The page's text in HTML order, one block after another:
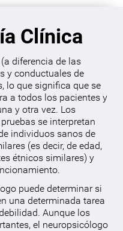
Clínica
diferencia de las
y conductuales de
lo que significa que se
a todos los pacientes y
y otra vez. Los
se interpretan
individuos sanos de
(es decir, de edad,
étnicos similares) y
puede determinar si
una determinada tarea
Aunque los
el neuropsicólogo